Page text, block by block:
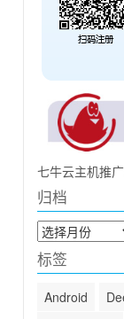
七牛云主机推
归档
归
档
标签
Android